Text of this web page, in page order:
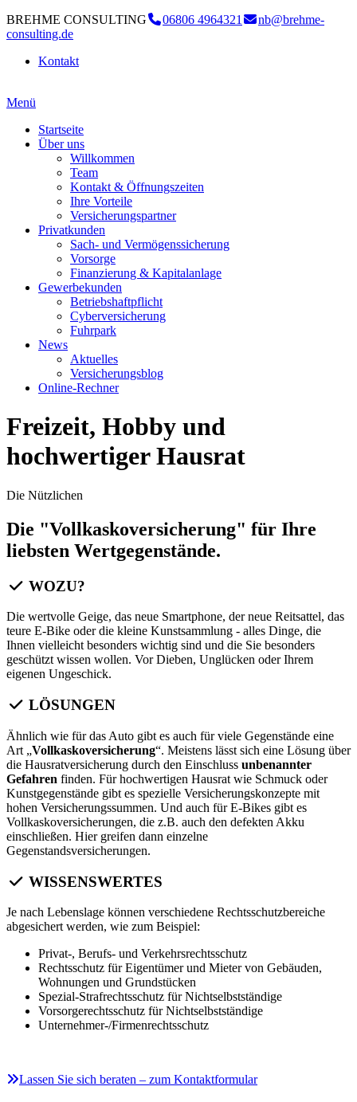
BREHME CONSULTING 06806 4964321
nb@brehme-
consulting.de
Kontakt
Menü
Startseite
Über uns
Willkommen
Team
Kontakt & Öffnungszeiten
Ihre Vorteile
Versicherungspartner
Privatkunden
Sach- und Vermögenssicherung
Vorsorge
Finanzierung & Kapitalanlage
Gewerbekunden
Betriebshaftpflicht
Cyberversicherung
Fuhrpark
News
Aktuelles
Versicherungsblog
Online-Rechner
Freizeit, Hobby und
hochwertiger Hausrat
Die Nützlichen
Die "Vollkaskoversicherung" für Ihre
liebsten Wertgegenstände.
WOZU?
Die wertvolle Geige, das neue Smartphone, der neue Reitsattel, das
teure E-Bike oder die kleine Kunstsammlung - alles Dinge, die
Ihnen vielleicht besonders wichtig sind und die Sie besonders
geschützt wissen wollen. Vor Dieben, Unglücken oder Ihrem
eigenen Ungeschick.
LÖSUNGEN
Ähnlich wie für das Auto gibt es auch für viele Gegenstände eine
Art „Vollkaskoversicherung“. Meistens lässt sich eine Lösung über
die Hausratversicherung durch den Einschluss unbenannter
Gefahren finden. Für hochwertigen Hausrat wie Schmuck oder
Kunstgegenstände gibt es spezielle Versicherungskonzepte mit
hohen Versicherungssummen. Und auch für E-Bikes gibt es
Vollkaskoversicherungen, die z.B. auch den defekten Akku
einschließen. Hier greifen dann einzelne
Gegenstandsversicherungen.
WISSENSWERTES
Je nach Lebenslage können verschiedene Rechtsschutzbereiche
abgesichert werden, wie zum Beispiel:
Privat-, Berufs- und Verkehrsrechtsschutz
Rechtsschutz für Eigentümer und Mieter von Gebäuden,
Wohnungen und Grundstücken
Spezial-Strafrechtsschutz für Nichtselbstständige
Vorsorgerechtsschutz für Nichtselbstständige
Unternehmer-/Firmenrechtsschutz
Lassen Sie sich beraten – zum Kontaktformular